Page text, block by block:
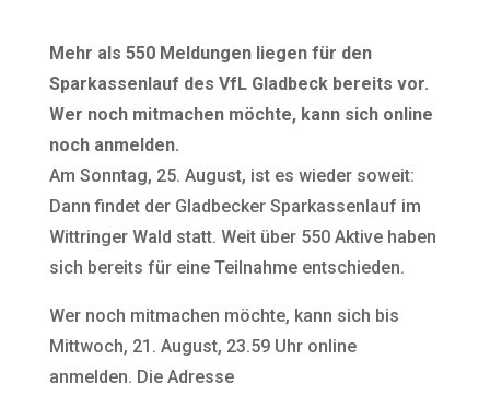
Mehr als 550 Meldungen liegen für den
Sparkassenlauf des VfL Gladbeck bereits vor.
Wer noch mitmachen möchte, kann sich online
noch anmelden.
Am Sonntag, 25. August, ist es wieder soweit:
Dann findet der Gladbecker Sparkassenlauf im
Wittringer Wald statt. Weit über 550 Aktive haben
sich bereits für eine Teilnahme entschieden.
Wer noch mitmachen möchte, kann sich bis
Mittwoch, 21. August, 23.59 Uhr online
anmelden. Die Adresse